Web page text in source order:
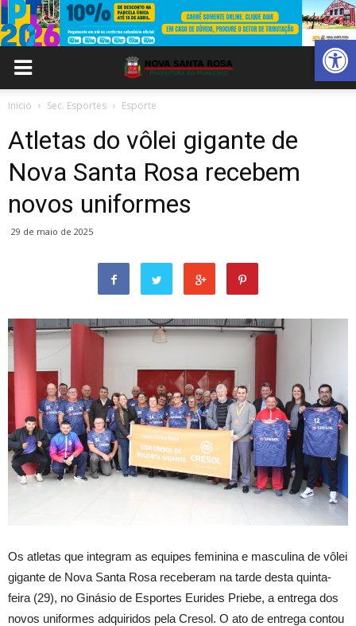
Abrir
Inicio Sec. Esportes Esporte
Atletas do vôlei gigante de
Nova Santa Rosa recebem
novos uniformes
29 de maio de 2025
Os atletas que integram as equipes feminina e masculina de vôlei
gigante de Nova Santa Rosa receberam na tarde desta quinta-
feira (29), no Ginásio de Esportes Eurides Priebe, a entrega dos
novos uniformes adquiridos pela Cresol. O ato de entrega contou